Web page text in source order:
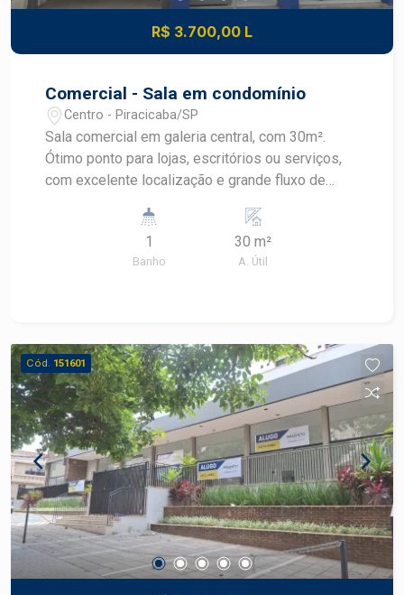
R$ 3.700,00 L
Comercial - Sala em condomínio
Centro - Piracicaba/SP
Sala comercial em galeria central, com 30m².
Ótimo ponto para lojas, escritórios ou serviços,
com excelente localização e grande fluxo de
1
Banho
30 m²
A. Útil
Cód. 151601